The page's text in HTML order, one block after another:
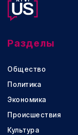
Разделы
Общество
Политика
Экономика
Происшествия
Культура